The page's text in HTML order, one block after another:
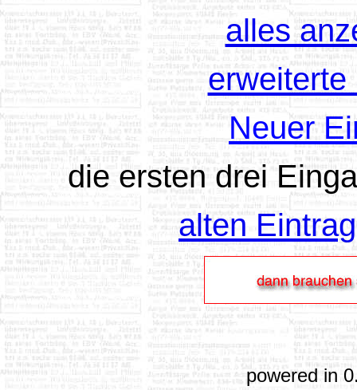
alles
Neuer
die ersten drei
alten
powered in